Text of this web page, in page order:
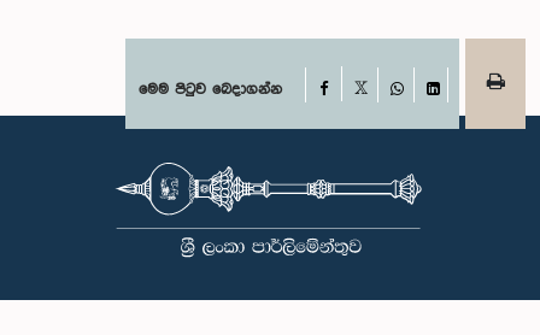
මෙම පිටුව බෙදාගන්න Facebook
WhatsAppLinkedIn